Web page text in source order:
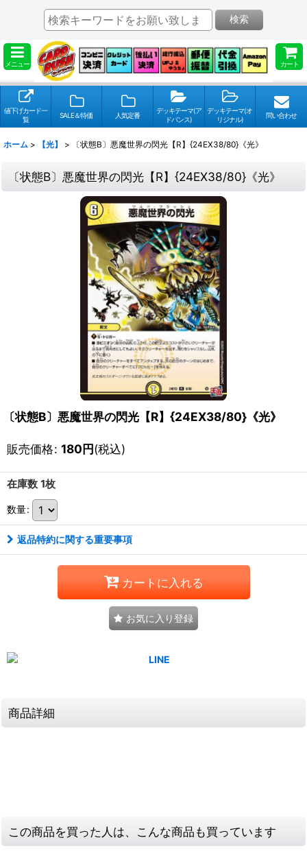
メニュー カート
検索
値下げカード一
覧
SALE＆特価 人気定番
デッキテーマ(ア
ドバンス)
デッキテーマ(オ
リジナル)
問い合わせ
ホーム > 【光】 > 〔状態B〕悪魔世界の閃光【R】{24EX38/80}《光》
〔状態B〕悪魔世界の閃光【R】{24EX38/80}《光》
〔状態B〕悪魔世界の閃光【R】{24EX38/80}《光》
販売価格: 180円(税込)
在庫数 1枚
数量:
返品特約に関する重要事項
カートに入れる
お気に入り登録
商品詳細
この商品を買った人は、こんな商品も買っています